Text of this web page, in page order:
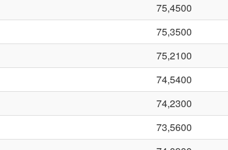
75,4500
75,3500
75,2100
74,5400
74,2300
73,5600